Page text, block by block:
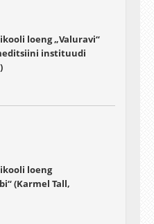
loeng „Valuravi“
instituudi
loeng
(Karmel Tall,